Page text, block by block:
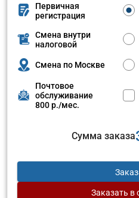
Первичная
регистрация
Смена внутри
налоговой
Смена по Москве
Почтовое
обслуживание
800 р./мес.
Сумма заказа
Заказать в